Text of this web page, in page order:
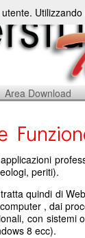
Area Download
periti).
quindi di
, dai
con sistemi
8 ecc).